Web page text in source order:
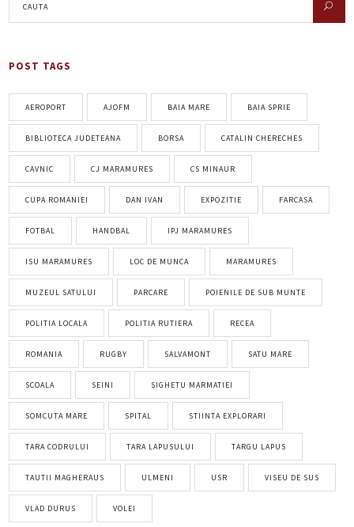
POST TAGS
AEROPORT AJOFM BAIA MARE BAIA SPRIE
BIBLIOTECA JUDETEANA BORSA CATALIN CHERECHES
CAVNIC CJ MARAMURES CS MINAUR
CUPA ROMANIEI DAN IVAN EXPOZITIE FARCASA
FOTBAL HANDBAL IPJ MARAMURES
ISU MARAMURES LOC DE MUNCA MARAMURES
MUZEUL SATULUI PARCARE POIENILE DE SUB MUNTE
POLITIA LOCALA POLITIA RUTIERA RECEA
ROMANIA RUGBY SALVAMONT SATU MARE
SCOALA SEINI SIGHETU MARMATIEI
SOMCUTA MARE SPITAL STIINTA EXPLORARI
TARA CODRULUI TARA LAPUSULUI TARGU LAPUS
TAUTII MAGHERAUS ULMENI USR VISEU DE SUS
VLAD DURUS VOLEI